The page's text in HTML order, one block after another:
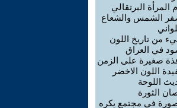
المرأة البرتقالي
الشمس والشعاع
من تاريخ اللون
في العراق
صغيرة على الزمن
اللون الاخضر
اللوحة
الثورة
في مجتمع يكره